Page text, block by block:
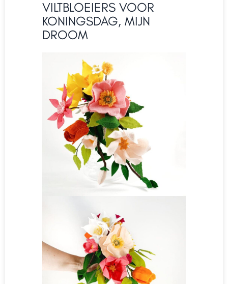
VILTBLOEIERS VOOR
KONINGSDAG, MIJN
DROOM